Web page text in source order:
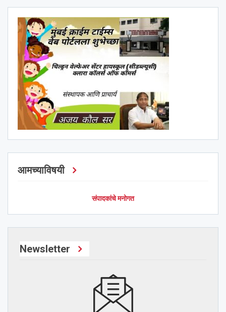
आमच्याविषयी
संपादकांचे मनोगत
Newsletter